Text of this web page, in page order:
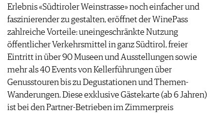
Erlebnis «Südtiroler Weinstrasse» noch einfacher und
faszinierender zu gestalten, eröffnet der WinePass
zahlreiche Vorteile: uneingeschränkte Nutzung
öffentlicher Verkehrsmittel in ganz Südtirol, freier
Eintritt in über 90 Museen und Ausstellungen sowie
mehr als 40 Events von Kellerführungen über
Genusstouren bis zu Degustationen und Themen-
Wanderungen. Diese exklusive Gästekarte (ab 6 Jahren)
ist bei den Partner-Betrieben im Zimmerpreis